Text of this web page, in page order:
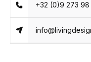
+32 (0)9 273 98